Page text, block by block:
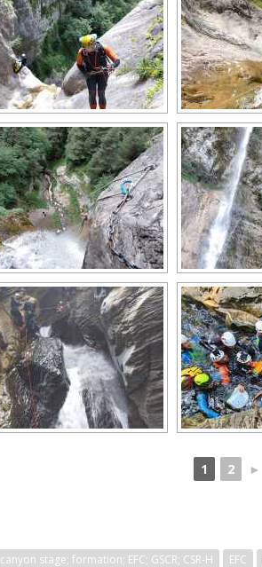
1 2 ►
canyon stage; formation; EFC; GSCR; CSR-H EFC